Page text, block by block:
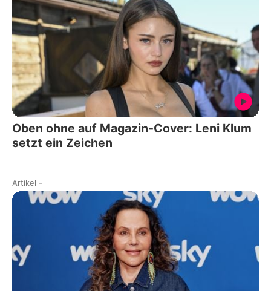
Oben ohne auf Magazin-Cover: Leni Klum
setzt ein Zeichen
Artikel -